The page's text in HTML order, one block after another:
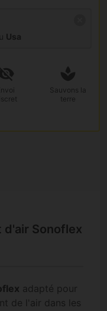
Usa
Sauvons la
terre
Sonoflex
adapté pour
de l'air dans les